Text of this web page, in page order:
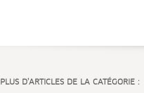
PLUS D’ARTICLES DE LA CATÉGORIE :